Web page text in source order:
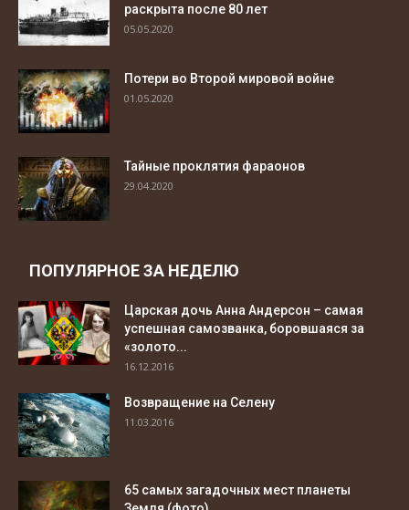
раскрыта после 80 лет
05.05.2020
Потери во Второй мировой войне
01.05.2020
Тайные проклятия фараонов
29.04.2020
ПОПУЛЯРНОЕ ЗА НЕДЕЛЮ
Царская дочь Анна Андерсон – самая
успешная самозванка, боровшаяся за
«золото...
16.12.2016
Возвращение на Селену
11.03.2016
65 самых загадочных мест планеты